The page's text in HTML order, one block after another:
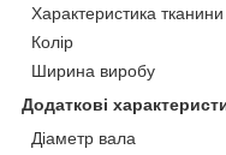
Характеристика тканини
Колір
Ширина виробу
Додаткові
Діаметр вала